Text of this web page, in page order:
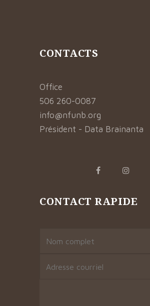
CONTACTS
Office
506 260-0087
info@nfunb.org
Président - Data Brainanta
CONTACT RAPIDE